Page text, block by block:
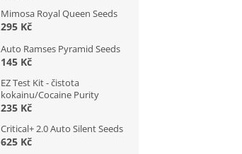
Mimosa Royal Queen Seeds
295 Kč
Auto Ramses Pyramid Seeds
145 Kč
EZ Test Kit - čistota
kokainu/Cocaine Purity
235 Kč
Critical+ 2.0 Auto Silent Seeds
625 Kč